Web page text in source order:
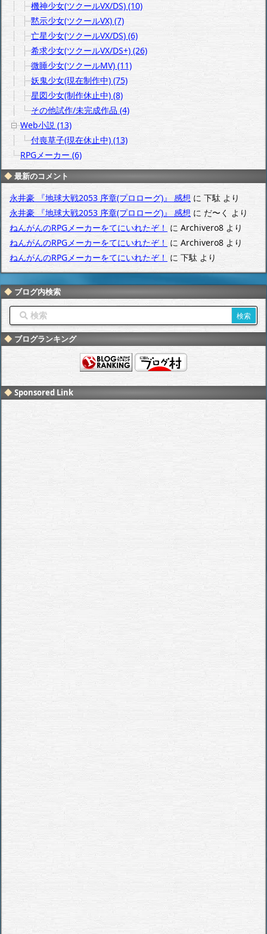
機神少女(ツクールVX/DS) (10)
黙示少女(ツクールVX) (7)
亡星少女(ツクールVX/DS) (6)
希求少女(ツクールVX/DS+) (26)
微睡少女(ツクールMV) (11)
妖鬼少女(現在制作中) (75)
星図少女(制作休止中) (8)
その他試作/未完成作品 (4)
Web小説 (13)
付喪草子(現在休止中) (13)
RPGメーカー (6)
最新のコメント
永井豪 『地球大戦2053 序章(プロローグ)』 感想 に下駄より
永井豪 『地球大戦2053 序章(プロローグ)』 感想にだ〜く より
ねんがんのRPGメーカーをてにいれたぞ！ に Archivero8 より
ねんがんのRPGメーカーをてにいれたぞ！ に Archivero8より
ねんがんのRPGメーカーをてにいれたぞ！に下駄より
ブログ内検索
ブログランキング
Sponsored Link